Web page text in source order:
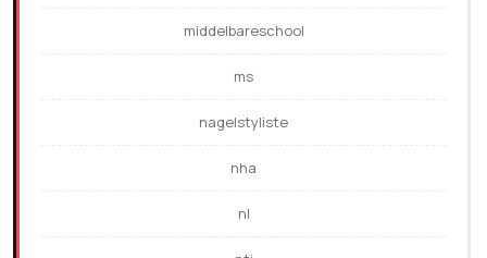
middelbareschool
ms
nagelstyliste
nha
nl